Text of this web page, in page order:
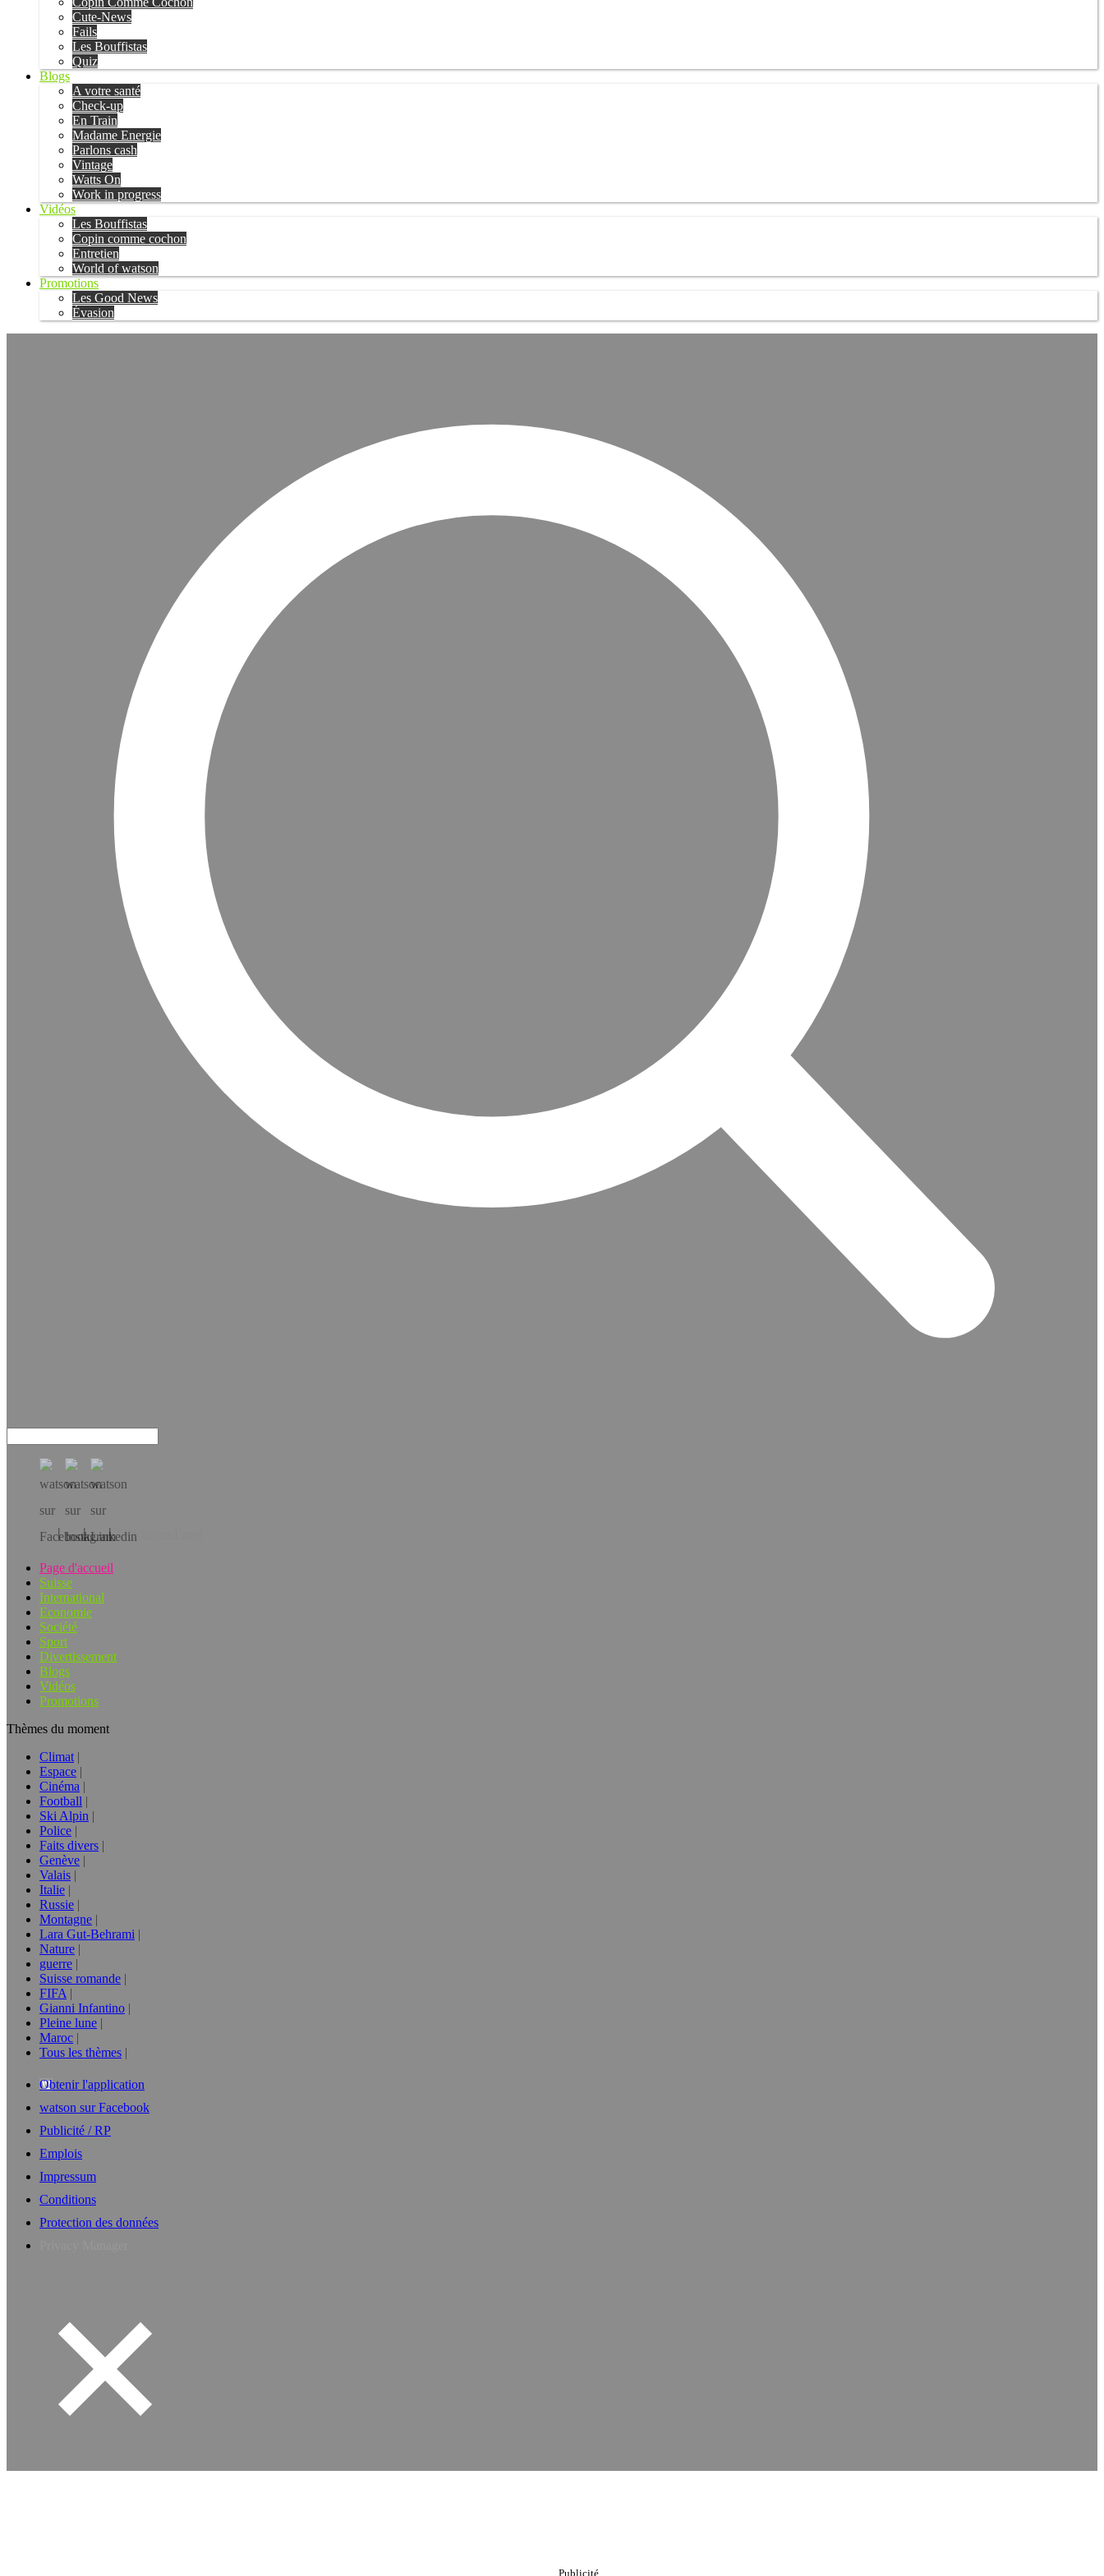
Cute-News
Fails
Les Bouffistas
Quiz
Blogs
A votre santé
Check-up
En Train
Madame Energie
Parlons cash
Vintage
Watts On
Work in progress
Vidéos
Les Bouffistas
Copin comme cochon
Entretien
World of watson
Promotions
Les Good News
Évasion
Téléchargez l’app!
Page d'accueil
Suisse
International
Economie
Société
Sport
Divertissement
Blogs
Vidéos
Promotions
Thèmes du moment
Climat
Espace
Cinéma
Football
Ski Alpin
Police
Faits divers
Genève
Valais
Italie
Russie
Montagne
Lara Gut-Behrami
Nature
guerre
Suisse romande
FIFA
Gianni Infantino
Pleine lune
Maroc
Tous les thèmes
Obtenir l'application
watson sur Facebook
Publicité / RP
Emplois
Impressum
Conditions
Protection des données